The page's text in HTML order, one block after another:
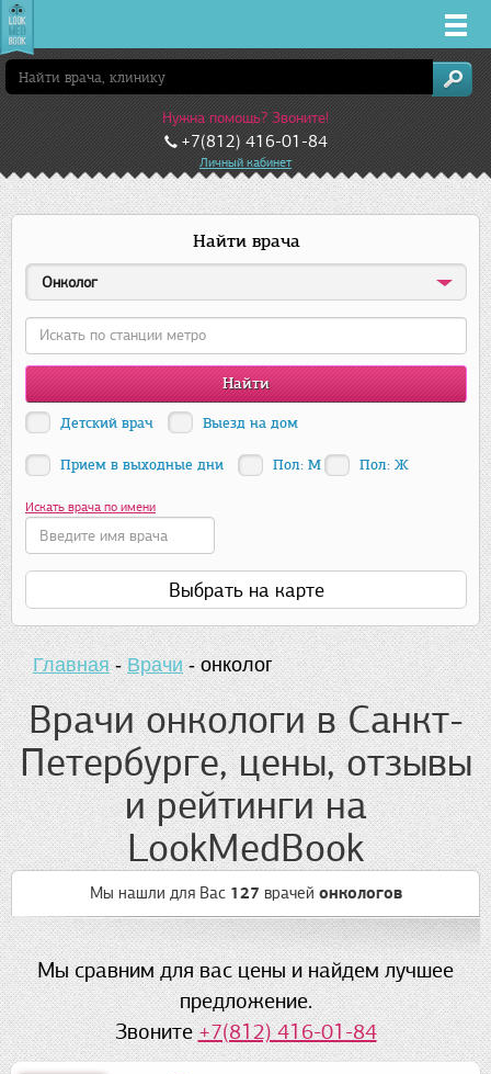
Врачи
Клиники
Заболевания
Акции
Услуги
Санкт-Петербург
Нужна помощь? Звоните!
+7(812) 416-01-84
Личный кабинет
Найти врача
Онколог
Детский врач Выезд на дом
Прием в выходные дни Пол: М Пол: Ж
Искать врача по имени
Выбрать на карте
Главная-Врачи-онколог
Врачи онкологи в Санкт-
Петербурге, цены, отзывы
и рейтинги на
LookMedBook
Мы нашли для Вас 127 врачей онкологов
Мы сравним для вас цены и найдем лучшее
предложение.
Звоните+7(812) 416-01-84